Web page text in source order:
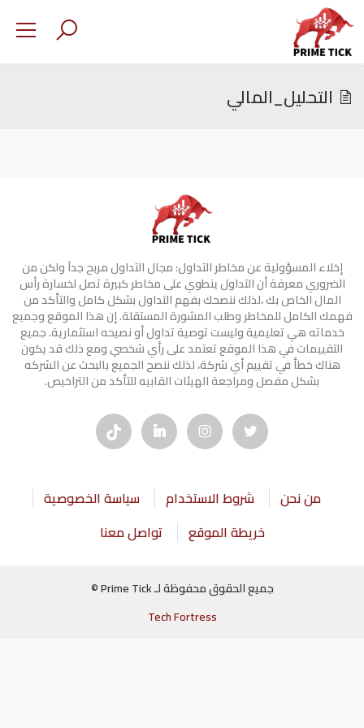
التحليل_المالي
إخلاء المسؤولية عن مخاطر التداول: مجال التداول مربح جدآ ولكن من
الضروري معرفة أن التداول ينطوي على مخاطر كبيرة تصل لخسارة رأس
المال الخاص بك ،لذلك ننصحك بفهم التداول بشكل كامل والتأكد من
فهمك الكامل للمخاطر وطلب المشورة المستقلة. إن هذا الموقع وجميع
خدماته هي تعليمية وليست توصية تداول أو نصيحه استثمارية. جميع
التقييمات في هذا الموقع تعتمد على رأي شخصي ومع ذلك قد يكون
هناك خطأ في تقييم أي شركة، لذلك ننصح الجميع بالبحث عن الشركه
بشكل مفصل ومراجعة الهيئات القابيه للتأكد من التراخيص.
من نحن شروط الاستخدام
سياسة الخصوصية
خريطة الموقع
تواصل معنا
جميع الحقوق محفوظة لـ Prime Tick ©
Tech Fortress